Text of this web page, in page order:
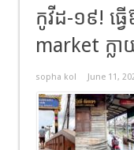
កូវីដ-១៩! ធ្វ
market​ ក្ល
sopha kol June 11,